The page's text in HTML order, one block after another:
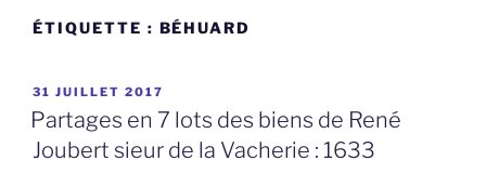
ÉTIQUETTE : BÉHUARD
PUBLIÉ
LE
31 JUILLET 2017
Partages en 7 lots des biens de René
Joubert sieur de la Vacherie : 1633